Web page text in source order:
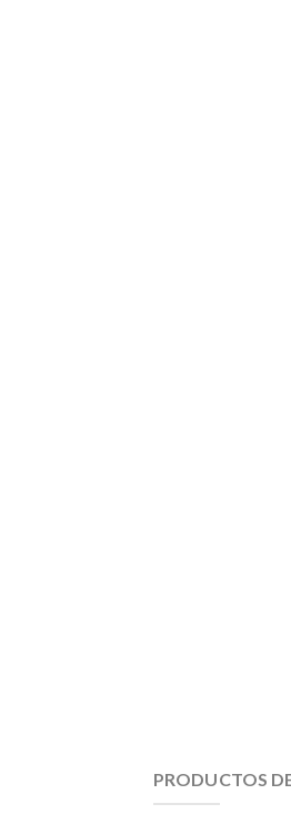
PRODUCTOS